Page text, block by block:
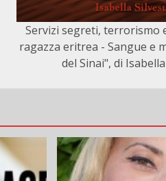
Servizi segreti, terrorismo
ragazza eritrea - Sangue e
del Sinai", di